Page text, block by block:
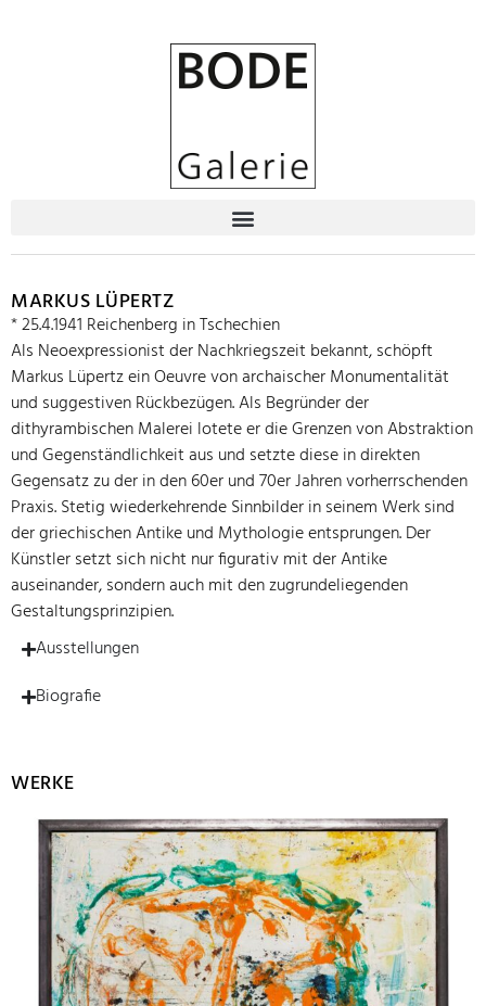
MARKUS LÜPERTZ
* 25.4.1941 Reichenberg in Tschechien
Als Neoexpressionist der Nachkriegszeit bekannt, schöpft
Markus Lüpertz ein Oeuvre von archaischer Monumentalität
und suggestiven Rückbezügen. Als Begründer der
dithyrambischen Malerei lotete er die Grenzen von Abstraktion
und Gegenständlichkeit aus und setzte diese in direkten
Gegensatz zu der in den 60er und 70er Jahren vorherrschenden
Praxis. Stetig wiederkehrende Sinnbilder in seinem Werk sind
der griechischen Antike und Mythologie entsprungen. Der
Künstler setzt sich nicht nur figurativ mit der Antike
auseinander, sondern auch mit den zugrundeliegenden
Gestaltungsprinzipien.
Ausstellungen
Biografie
WERKE